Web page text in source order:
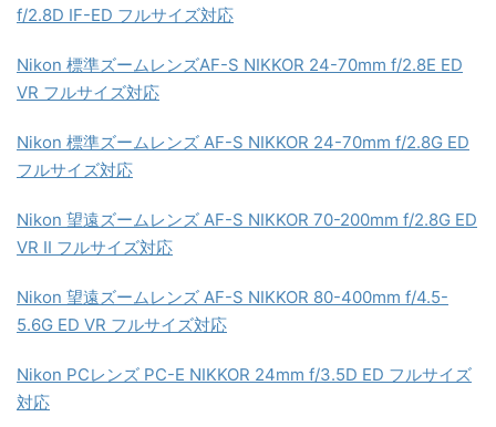
f/2.8D IF-ED フルサイズ対応
Nikon 標準ズームレンズAF-S NIKKOR 24-70mm f/2.8E ED
VR フルサイズ対応
Nikon 標準ズームレンズ AF-S NIKKOR 24-70mm f/2.8G ED
フルサイズ対応
Nikon 望遠ズームレンズ AF-S NIKKOR 70-200mm f/2.8G ED
VR II フルサイズ対応
Nikon 望遠ズームレンズ AF-S NIKKOR 80-400mm f/4.5-
5.6G ED VR フルサイズ対応
Nikon PCレンズ PC-E NIKKOR 24mm f/3.5D ED フルサイズ
対応